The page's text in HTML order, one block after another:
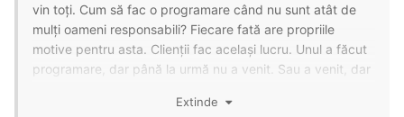
vin toți. Cum să fac o programare când nu sunt atât de
mulți oameni responsabili? Fiecare fată are propriile
motive pentru asta. Clienții fac același lucru. Unul a făcut
programare, dar până la urmă nu a venit. Sau a venit, dar
nu sunt capricios, sunt doar persistent
Extinde